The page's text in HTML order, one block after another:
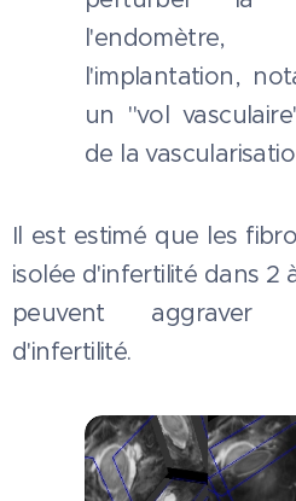
l'implantation,
un "vol
de la
Il est estimé que les
isolée d'infertilité dans 2
peuvent aggraver
d'infertilité.